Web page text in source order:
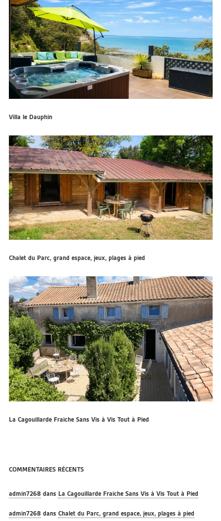
Villa le Dauphin
Chalet du Parc, grand espace, jeux, plages à pied
La Cagouillarde Fraîche Sans Vis à Vis Tout à Pied
COMMENTAIRES RÉCENTS
admin7268 dans La Cagouillarde Fraîche Sans Vis à Vis Tout à Pied
admin7268 dans Chalet du Parc, grand espace, jeux, plages à pied